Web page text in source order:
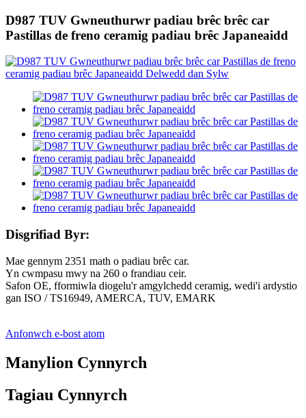
D987 TUV Gwneuthurwr padiau brêc brêc car
Pastillas de freno ceramig padiau brêc Japaneaidd
Disgrifiad Byr:
Mae gennym 2351 math o padiau brêc car.
Yn cwmpasu mwy na 260 o frandiau ceir.
Safon OE, fformiwla diogelu'r amgylchedd ceramig, wedi'i ardystio
gan ISO / TS16949, AMERCA, TUV, EMARK
Anfonwch e-bost atom
Manylion Cynnyrch
Tagiau Cynnyrch